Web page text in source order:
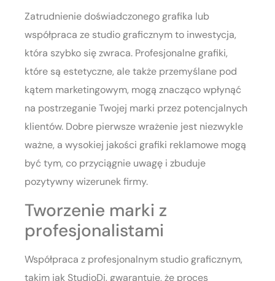
Zatrudnienie doświadczonego grafika lub
współpraca ze studio graficznym to inwestycja,
która szybko się zwraca. Profesjonalne grafiki,
które są estetyczne, ale także przemyślane pod
kątem marketingowym, mogą znacząco wpłynąć
na postrzeganie Twojej marki przez potencjalnych
klientów. Dobre pierwsze wrażenie jest niezwykle
ważne, a wysokiej jakości grafiki reklamowe mogą
być tym, co przyciągnie uwagę i zbuduje
pozytywny wizerunek firmy.
Tworzenie marki z
profesjonalistami
Współpraca z profesjonalnym studio graficznym,
takim jak StudioDi, gwarantuje, że proces